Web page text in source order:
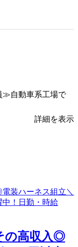
≫自動車系工場で
詳細を表示
の高収入◎